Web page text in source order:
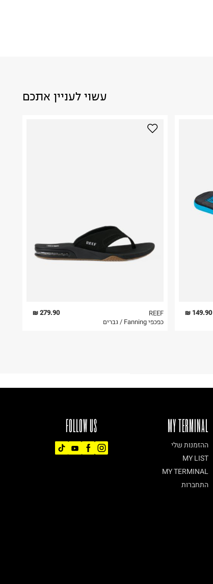
עשוי לעניין אתכם
279.90 ₪
REEF
כפכפי Fanning / גברים
149.90 ₪
FOLLOW US MY TERMINAL
ההזמנות שלי
MY LIST
MY TERMINAL
התחברות